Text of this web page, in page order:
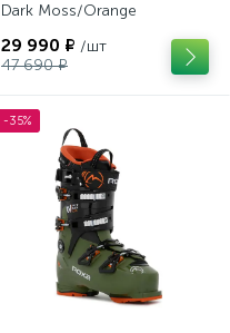
Dark Moss/Orange
29 990 ₽ /шт
47 690 ₽
-35%